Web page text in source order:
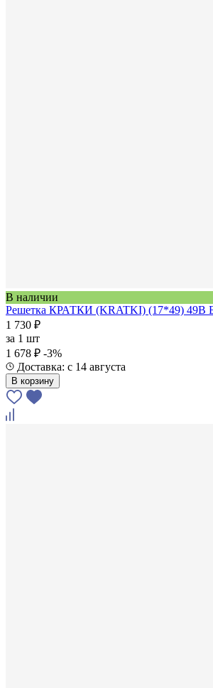
В наличии
Решетка КРАТКИ (KRATKI) (17*49) 49B
1 730 ₽
за 1 шт
1 678 ₽ -3%
Доставка: с 14 августа
В корзину